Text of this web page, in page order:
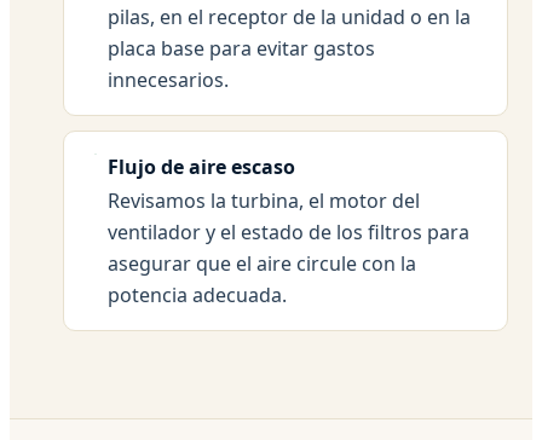
pilas, en el receptor de la unidad o en la
placa base para evitar gastos
innecesarios.
Flujo de aire escaso
Revisamos la turbina, el motor del
ventilador y el estado de los filtros para
asegurar que el aire circule con la
potencia adecuada.